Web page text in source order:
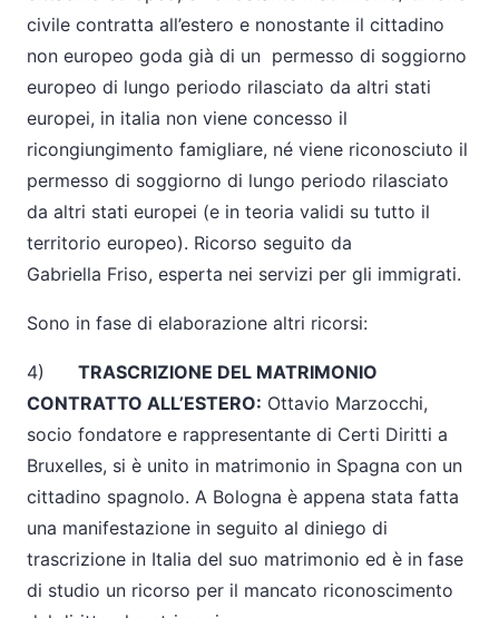
civile contratta all’estero e nonostante il cittadino
non europeo goda già di un permesso di soggiorno
europeo di lungo periodo rilasciato da altri stati
europei, in italia non viene concesso il
ricongiungimento famigliare, né viene riconosciuto il
permesso di soggiorno di lungo periodo rilasciato
da altri stati europei (e in teoria validi su tutto il
territorio europeo). Ricorso seguito da
Gabriella Friso, esperta nei servizi per gli immigrati.
Sono in fase di elaborazione altri ricorsi:
4) TRASCRIZIONE DEL MATRIMONIO
CONTRATTO ALL’ESTERO: Ottavio Marzocchi,
socio fondatore e rappresentante di Certi Diritti a
Bruxelles, si è unito in matrimonio in Spagna con un
cittadino spagnolo. A Bologna è appena stata fatta
una manifestazione in seguito al diniego di
trascrizione in Italia del suo matrimonio ed è in fase
di studio un ricorso per il mancato riconoscimento